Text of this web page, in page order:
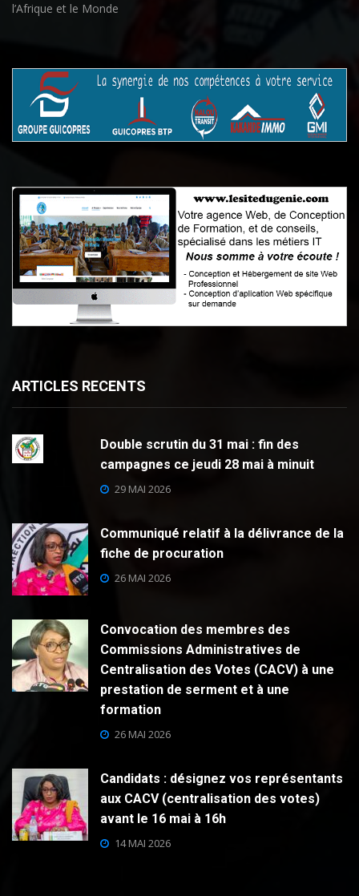
l’Afrique et le Monde
ARTICLES RECENTS
Double scrutin du 31 mai : fin des
campagnes ce jeudi 28 mai à minuit
29 MAI 2026
Communiqué relatif à la délivrance de la
fiche de procuration
26 MAI 2026
Convocation des membres des
Commissions Administratives de
Centralisation des Votes (CACV) à une
prestation de serment et à une
formation
26 MAI 2026
Candidats : désignez vos représentants
aux CACV (centralisation des votes)
avant le 16 mai à 16h
14 MAI 2026